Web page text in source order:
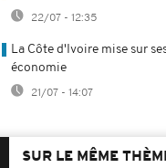
22/07 - 12:35
La Côte d'Ivoire mise sur
économie
21/07 - 14:07
SUR LE MÊME